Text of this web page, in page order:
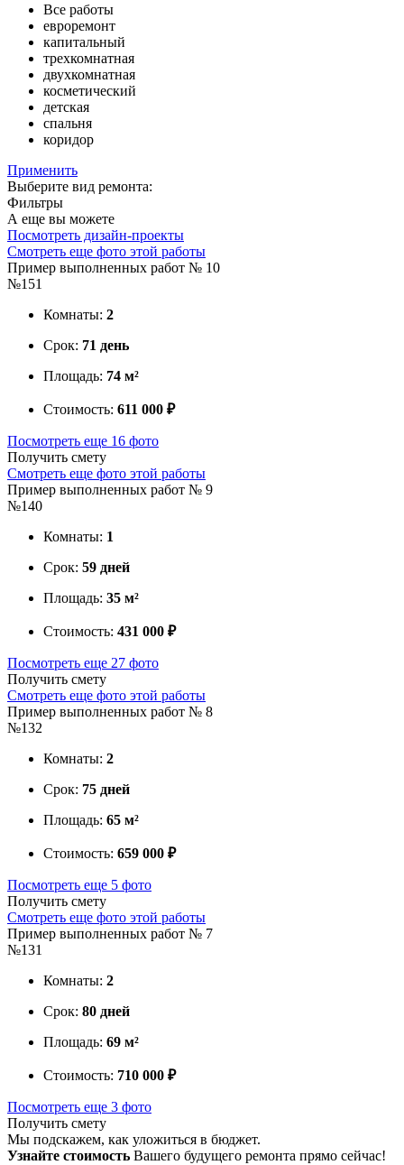
Все работы
евроремонт
капитальный
трехкомнатная
двухкомнатная
косметический
детская
спальня
коридор
Применить
Выберите вид ремонта:
Фильтры
А еще вы можете
Посмотреть дизайн-проекты
Смотреть еще фото этой работы
Пример выполненных работ № 10
№151
Комнаты: 2
Срок: 71 день
Площадь: 74 м²
Стоимость: 611 000 ₽
Посмотреть еще 16 фото
Получить смету
Смотреть еще фото этой работы
Пример выполненных работ № 9
№140
Комнаты: 1
Срок: 59 дней
Площадь: 35 м²
Стоимость: 431 000 ₽
Посмотреть еще 27 фото
Получить смету
Смотреть еще фото этой работы
Пример выполненных работ № 8
№132
Комнаты: 2
Срок: 75 дней
Площадь: 65 м²
Стоимость: 659 000 ₽
Посмотреть еще 5 фото
Получить смету
Смотреть еще фото этой работы
Пример выполненных работ № 7
№131
Комнаты: 2
Срок: 80 дней
Площадь: 69 м²
Стоимость: 710 000 ₽
Посмотреть еще 3 фото
Получить смету
Мы подскажем, как уложиться в бюджет.
Узнайте стоимость Вашего будущего ремонта прямо сейчас!